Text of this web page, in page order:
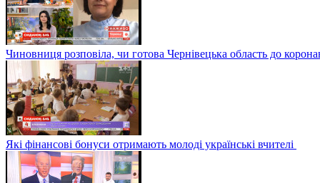
Чиновниця розповіла, чи готова Чернівецька область до
Які фінансові бонуси отримають молоді українські вчителі